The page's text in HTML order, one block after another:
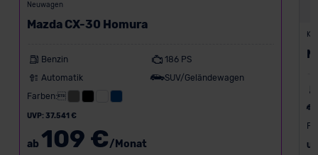
Neuwagen
Mazda CX-30 Homura
Benzin
186 PS
Automatik
SUV/Geländewagen
Farben:
UVP: 37.541 €
ab 109 €/Monat